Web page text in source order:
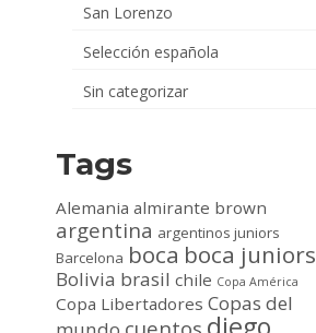
San Lorenzo
Selección española
Sin categorizar
Tags
Alemania almirante brown
argentina argentinos juniors
Barcelona boca boca juniors
Bolivia brasil chile Copa América
Copa Libertadores Copas del